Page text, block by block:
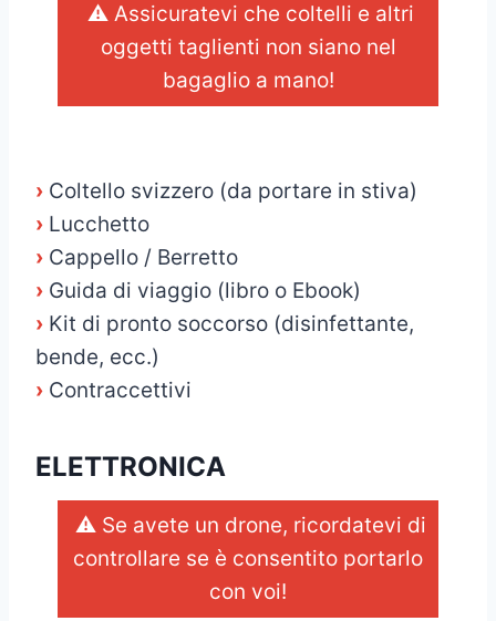
⚠️ Assicuratevi che coltelli e altri
oggetti taglienti non siano nel
bagaglio a mano!
› Coltello svizzero (da portare in stiva)
› Lucchetto
› Cappello / Berretto
› Guida di viaggio (libro o Ebook)
› Kit di pronto soccorso (disinfettante,
bende, ecc.)
› Contraccettivi
ELETTRONICA
⚠️ Se avete un drone, ricordatevi di
controllare se è consentito portarlo
con voi!